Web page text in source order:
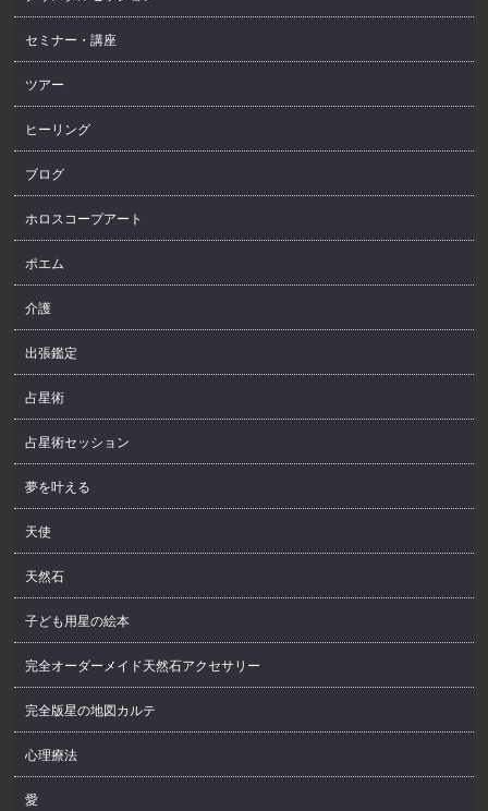
セミナー・講座
ツアー
ヒーリング
ブログ
ホロスコープアート
ポエム
介護
出張鑑定
占星術
占星術セッション
夢を叶える
天使
天然石
子ども用星の絵本
完全オーダーメイド天然石アクセサリー
完全版星の地図カルテ
心理療法
愛